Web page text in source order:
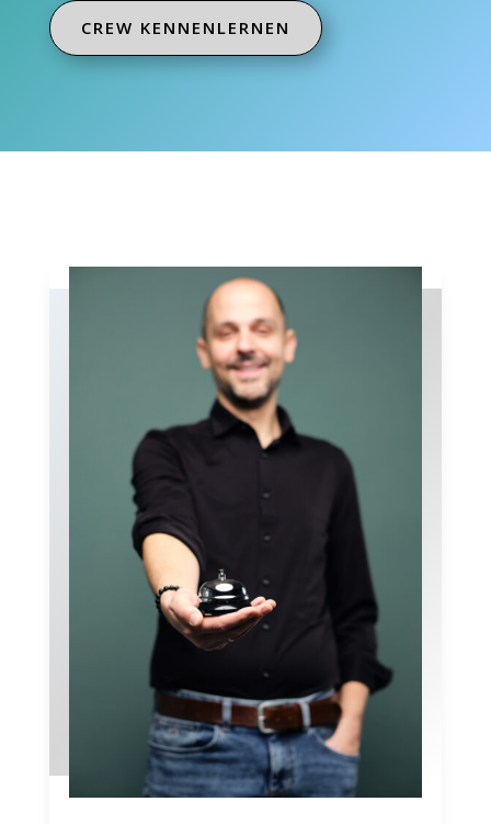
CREW KENNENLERNEN